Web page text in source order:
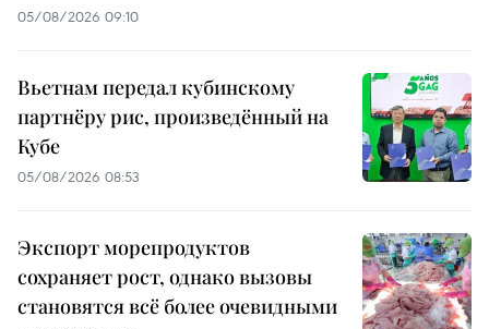
05/08/2026 09:10
Вьетнам передал кубинскому
партнёру рис, произведённый на
Кубе
05/08/2026 08:53
Экспорт морепродуктов
сохраняет рост, однако вызовы
становятся всё более очевидными